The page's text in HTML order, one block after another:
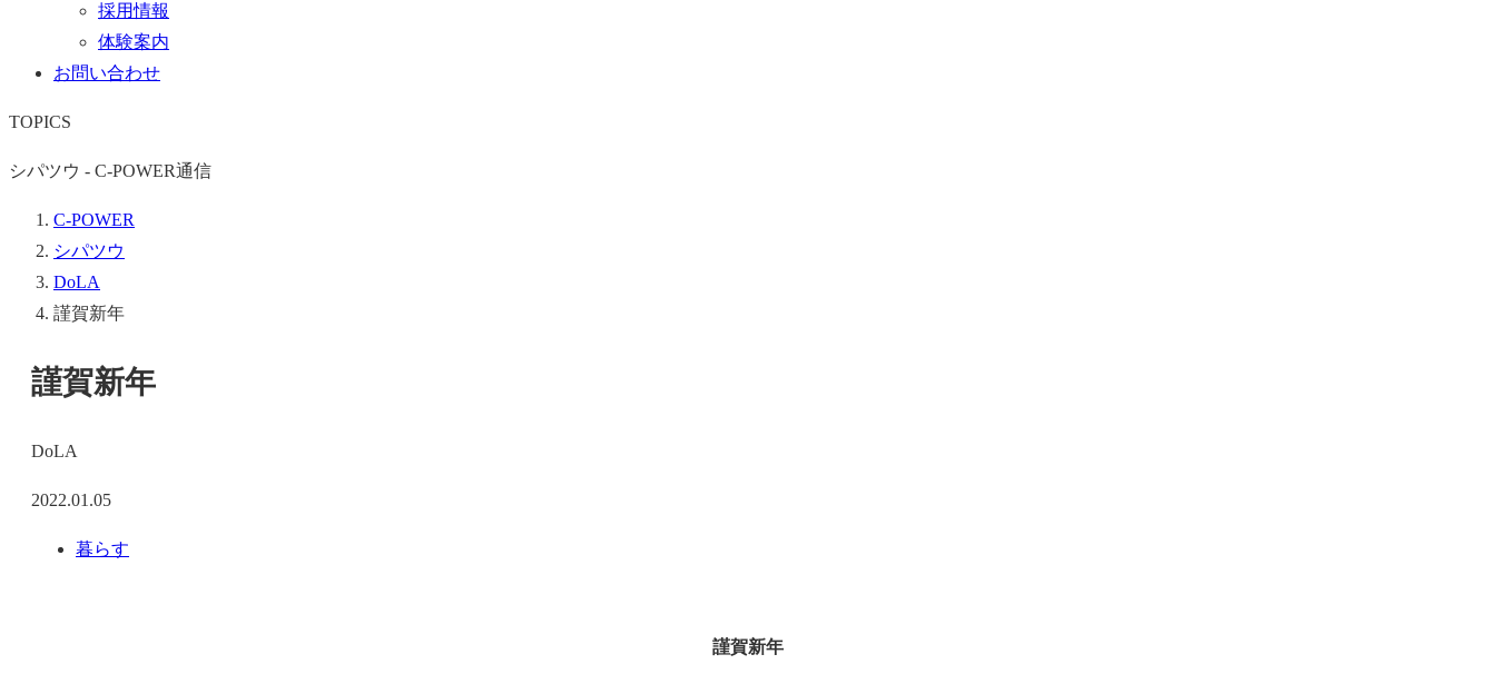
採用情報
体験案内
お問い合わせ
TOPICS
シパツウ - C-POWER通信
C-POWER
シパツウ
DoLA
謹賀新年
謹賀新年
DoLA
2022.01.05
暮らす
謹賀新年